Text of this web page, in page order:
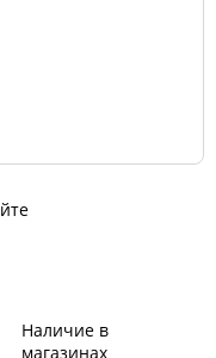
Наличие в
магазинах